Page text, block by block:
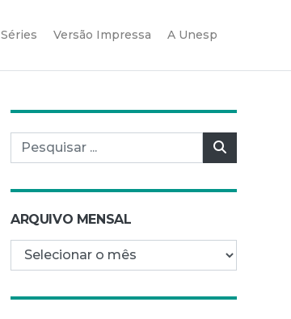
Séries Versão Impressa A Unesp
Pesquisar por:
ARQUIVO MENSAL
Arquivo mensal